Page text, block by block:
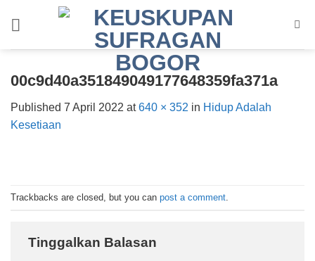
00c9d40a351849049177648359fa371a
Published 7 April 2022 at640 × 352 in Hidup Adalah
Kesetiaan
Trackbacks are closed, but you can post a comment
Tinggalkan Balasan